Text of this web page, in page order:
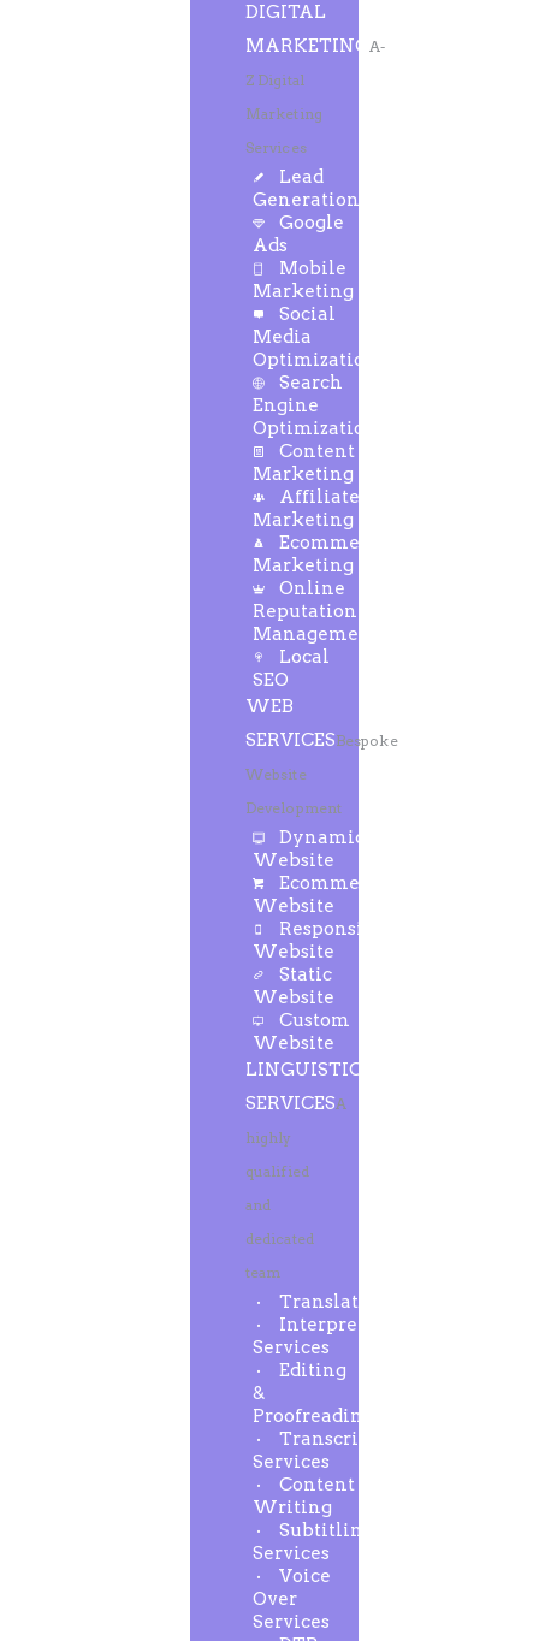
DIGITAL
MARKETING A-
Z Digital
Marketing
Services
Lead
Generation
Google
Ads
Mobile
Marketing
Social
Media
Optimization
Search
Engine
Optimization
Content
Marketing
Affiliate
Marketing
Ecommerce
Marketing
Online
Reputation
Management
Local
SEO
WEB
SERVICESBespoke
Website
Development
Dynamic
Website
Ecommerce
Website
Responsive
Website
Static
Website
Custom
Website
LINGUISTIC
SERVICESA
highly
qualified
and
dedicated
team
Translation
Interpreting
Services
Editing
&
Proofreading
Transcription
Services
Content
Writing
Subtitling
Services
Voice
Over
Services